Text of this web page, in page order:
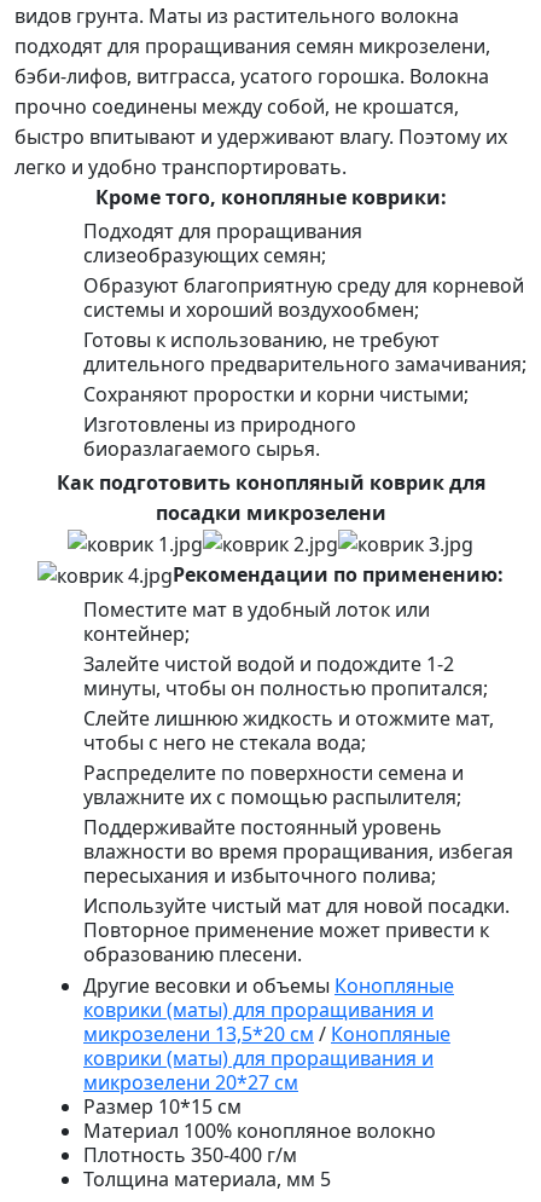
видов грунта. Маты из растительного волокна
подходят для проращивания семян микрозелени,
бэби-лифов, витграсса, усатого горошка. Волокна
прочно соединены между собой, не крошатся,
быстро впитывают и удерживают влагу. Поэтому их
легко и удобно транспортировать.
Кроме того, конопляные коврики:
Подходят для проращивания
слизеобразующих семян;
Образуют благоприятную среду для корневой
системы и хороший воздухообмен;
Готовы к использованию, не требуют
длительного предварительного замачивания;
Сохраняют проростки и корни чистыми;
Изготовлены из природного
биоразлагаемого сырья.
Как подготовить конопляный коврик для
посадки микрозелени
Рекомендации по применению:
Поместите мат в удобный лоток или
контейнер;
Залейте чистой водой и подождите 1-2
минуты, чтобы он полностью пропитался;
Слейте лишнюю жидкость и отожмите мат,
чтобы с него не стекала вода;
Распределите по поверхности семена и
увлажните их с помощью распылителя;
Поддерживайте постоянный уровень
влажности во время проращивания, избегая
пересыхания и избыточного полива;
Используйте чистый мат для новой посадки.
Повторное применение может привести к
образованию плесени.
Другие весовки и объемы Конопляные
коврики (маты) для проращивания и
микрозелени 13,5*20 см / Конопляные
коврики (маты) для проращивания и
микрозелени 20*27 см
Размер 10*15 см
Материал 100% конопляное волокно
Плотность 350-400 г/м
Толщина материала, мм 5